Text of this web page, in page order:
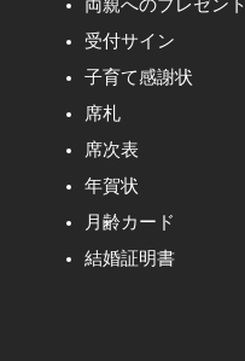
両親へのプレゼント
受付サイン
子育て感謝状
席札
席次表
年賀状
月齢カード
結婚証明書